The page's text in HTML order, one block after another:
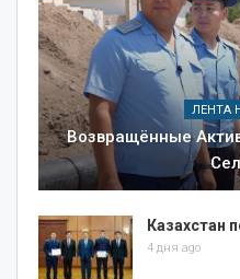
ЛЕНТА
Возвращённые
Казахстан
4 дня ago